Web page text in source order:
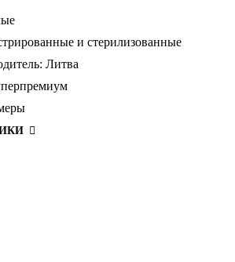
и стерилизованные
Литва